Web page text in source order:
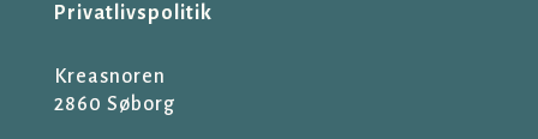
Privatlivspolitik
Kreasnoren
2860 Søborg